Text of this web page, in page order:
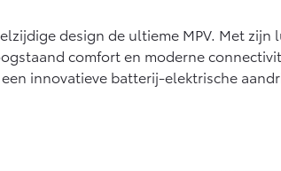
Land Cruiser (excl.
BTW)
design de ultieme MPV. Met
comfort en moderne
een innovatieve batterij-elektrische